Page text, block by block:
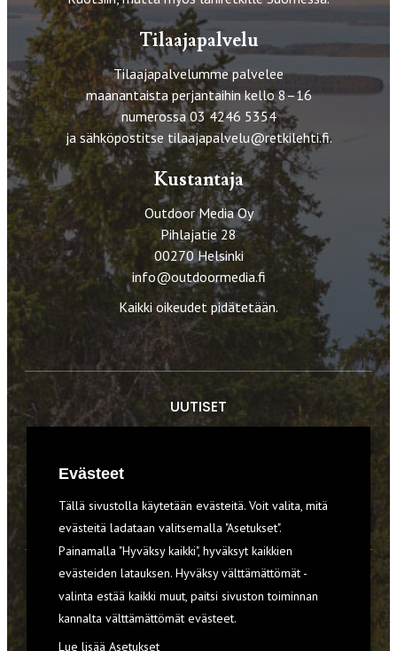
Tilaajapalvelu
Tilaajapalvelumme palvelee
maanantaista perjantaihin kello 8–16
numerossa 03 4246 5354
ja sähköpostitse tilaajapalvelu@retkilehti.fi.
Kustantaja
Outdoor Media Oy
Pihlajatie 28
00270 Helsinki
info@outdoormedia.fi
Kaikki oikeudet pidätetään.
UUTISET
VARUSTEET
TILAA RETKI-LEHTI
YHTEYSTIEDOT
Evästeet
Tällä sivustolla käytetään evästeitä. Voit valita, mitä
evästeitä ladataan valitsemalla "Asetukset".
Painamalla "Hyväksy kaikki", hyväksyt kaikkien
evästeiden latauksen. Hyväksy välttämättömät -
valinta estää kaikki muut, paitsi sivuston toiminnan
kannalta välttämättömät evästeet.
Lue lisää Asetukset